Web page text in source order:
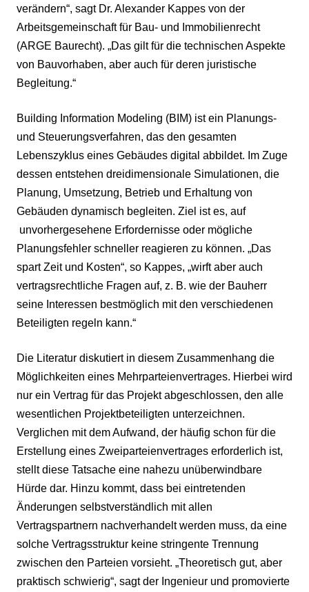
verändern“, sagt Dr. Alexander Kappes von der
Arbeitsgemeinschaft für Bau- und Immobilienrecht
(ARGE Baurecht). „Das gilt für die technischen Aspekte
von Bauvorhaben, aber auch für deren juristische
Begleitung.“
Building Information Modeling (BIM) ist ein Planungs-
und Steuerungsverfahren, das den gesamten
Lebenszyklus eines Gebäudes digital abbildet. Im Zuge
dessen entstehen dreidimensionale Simulationen, die
Planung, Umsetzung, Betrieb und Erhaltung von
Gebäuden dynamisch begleiten. Ziel ist es, auf
unvorhergesehene Erfordernisse oder mögliche
Planungsfehler schneller reagieren zu können. „Das
spart Zeit und Kosten“, so Kappes, „wirft aber auch
vertragsrechtliche Fragen auf, z. B. wie der Bauherr
seine Interessen bestmöglich mit den verschiedenen
Beteiligten regeln kann.“
Die Literatur diskutiert in diesem Zusammenhang die
Möglichkeiten eines Mehrparteienvertrages. Hierbei wird
nur ein Vertrag für das Projekt abgeschlossen, den alle
wesentlichen Projektbeteiligten unterzeichnen.
Verglichen mit dem Aufwand, der häufig schon für die
Erstellung eines Zweiparteienvertrages erforderlich ist,
stellt diese Tatsache eine nahezu unüberwindbare
Hürde dar. Hinzu kommt, dass bei eintretenden
Änderungen selbstverständlich mit allen
Vertragspartnern nachverhandelt werden muss, da eine
solche Vertragsstruktur keine stringente Trennung
zwischen den Parteien vorsieht. „Theoretisch gut, aber
praktisch schwierig“, sagt der Ingenieur und promovierte